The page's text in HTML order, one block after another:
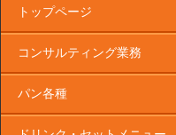
トップページ
コンサルティング業務
パン各種